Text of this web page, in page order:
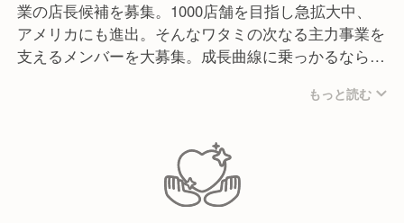
業の店長候補を募集。1000店舗を目指し急拡大中、
アメリカにも進出。そんなワタミの次なる主力事業を
支えるメンバーを大募集。成長曲線に乗っかるなら今
ークがよく、フロア・厨房スタッフ共に明るく元気な
スタッフで毎日笑顔あふれる雰囲気です。
もっと読む